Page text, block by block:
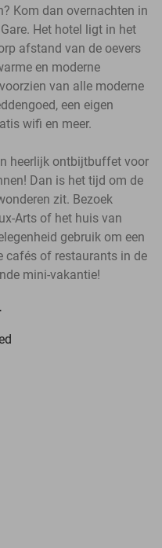
Kom dan overnachten in
Het hotel ligt in het
afstand van de oevers
en moderne
van alle moderne
een eigen
wifi en meer.
heerlijk ontbijtbuffet voor
Dan is het tijd om de
zit. Bezoek
Arts of het huis van
gebruik om een
cafés of restaurants in de
mini-vakantie!